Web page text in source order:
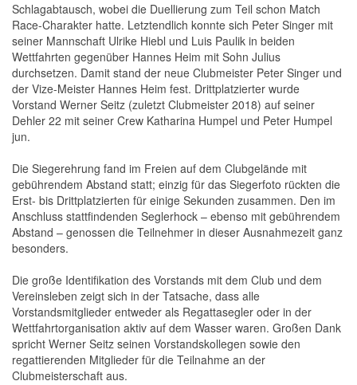
Schlagabtausch, wobei die Duellierung zum Teil schon Match
Race-Charakter hatte. Letztendlich konnte sich Peter Singer mit
seiner Mannschaft Ulrike Hiebl und Luis Paulik in beiden
Wettfahrten gegenüber Hannes Heim mit Sohn Julius
durchsetzen. Damit stand der neue Clubmeister Peter Singer und
der Vize-Meister Hannes Heim fest. Drittplatzierter wurde
Vorstand Werner Seitz (zuletzt Clubmeister 2018) auf seiner
Dehler 22 mit seiner Crew Katharina Humpel und Peter Humpel
jun.
Die Siegerehrung fand im Freien auf dem Clubgelände mit
gebührendem Abstand statt; einzig für das Siegerfoto rückten die
Erst- bis Drittplatzierten für einige Sekunden zusammen. Den im
Anschluss stattfindenden Seglerhock – ebenso mit gebührendem
Abstand – genossen die Teilnehmer in dieser Ausnahmezeit ganz
besonders.
Die große Identifikation des Vorstands mit dem Club und dem
Vereinsleben zeigt sich in der Tatsache, dass alle
Vorstandsmitglieder entweder als Regattasegler oder in der
Wettfahrtorganisation aktiv auf dem Wasser waren. Großen Dank
spricht Werner Seitz seinen Vorstandskollegen sowie den
regattierenden Mitglieder für die Teilnahme an der
Clubmeisterschaft aus.